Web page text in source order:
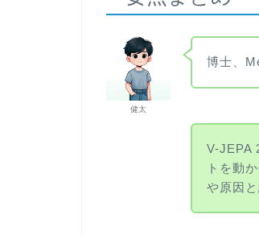
健太
博士、
V-JEPA
トを動
や原因